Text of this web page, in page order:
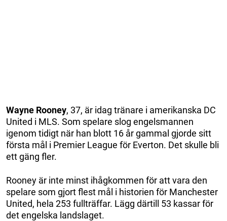
Wayne Rooney, 37, är idag tränare i amerikanska DC
United i MLS. Som spelare slog engelsmannen
igenom tidigt när han blott 16 år gammal gjorde sitt
första mål i Premier League för Everton. Det skulle bli
ett gäng fler.
Rooney är inte minst ihågkommen för att vara den
spelare som gjort flest mål i historien för Manchester
United, hela 253 fullträffar. Lägg därtill 53 kassar för
det engelska landslaget.